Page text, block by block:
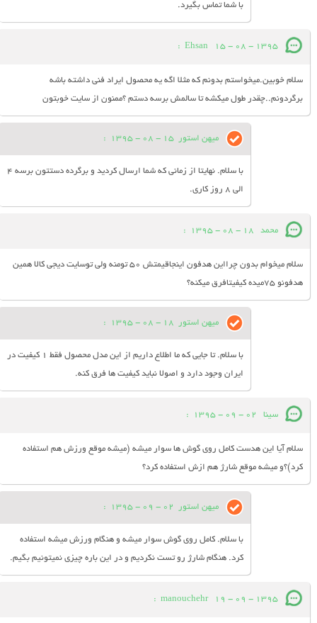
با شما تماس بگیرد.
Ehsan 15 - 08 - 1395
:
سلام خوبین.میخواستم بدونم که مثلا اگه یه محصول ایراد فنی داشته باشه
برگردونم..چقدر طول میکشه تا سالمش برسه دستم ؟ممنون از سایت خوبتون
میهن استور 15 - 08 - 1395
:
با سلام. نهایتا از زمانی که شما ارسال کردید و برگرده دستتون برسه 4
الی 8 روز کاری.
محمد 18 - 08 - 1395
:
سلام میخوام بدون چرااین هدفون اینجاقیمتش 50 تومنه ولی توسایت دیجی کالا همین
هدفونو 75میده کیفیتافرق میکنه؟
میهن استور 18 - 08 - 1395
:
با سلام. تا جایی که ما اطلاع داریم از این مدل محصول فقط 1 کیفیت در
ایران وجود دارد و اصولا نباید کیفیت ها فرق کنه.
سینا 02 - 09 - 1395
:
سلام آیا این هدست کامل روی گوش ها سوار میشه (میشه موقع ورزش هم استفاده
کرد)؟و میشه موقع شارژ هم ازش استفاده کرد؟
میهن استور 02 - 09 - 1395
:
با سلام. کامل روی گوش سوار میشه و هنگام ورزش میشه استفاده
کرد. هنگام شارژ رو تست نکردیم و در این باره چیزی نمیتونیم بگیم.
manouchehr 19 - 09 - 1395
: